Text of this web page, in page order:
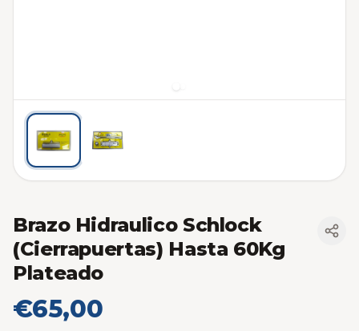
Brazo Hidraulico Schlock
(Cierrapuertas) Hasta 60Kg
Plateado
€65,00